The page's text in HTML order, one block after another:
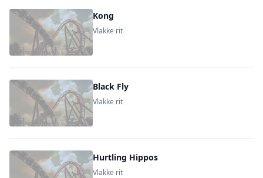
Kong
Vlakke rit
Black Fly
Vlakke rit
Hurtling Hippos
Vlakke rit